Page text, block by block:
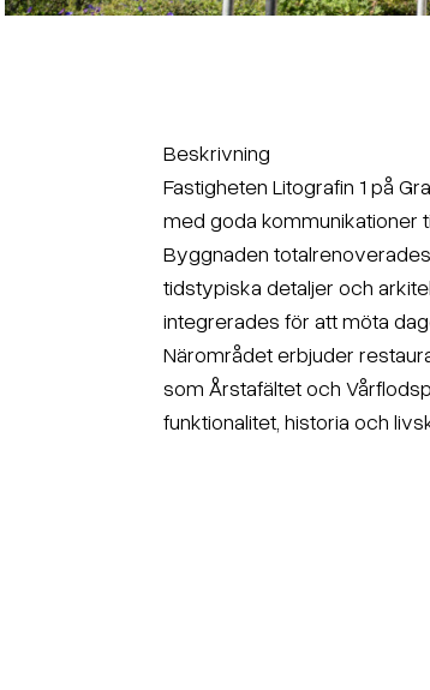
Beskrivning
Fastigheten Litografin 1 på
med goda kommunikationer
Byggnaden
tidstypiska detaljer och
integrerades för att möta
Närområdet erbjuder
som Årstafältet och
funktionalitet, historia och